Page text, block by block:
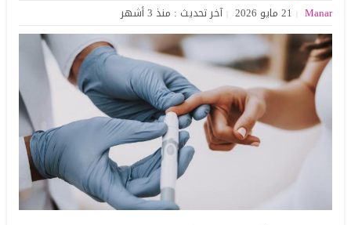
Manar 21 مايو 2026 آخر تحديث : منذ 3 أشهر